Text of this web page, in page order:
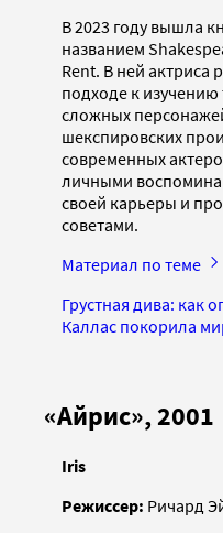
В 2023 году вышла
названием
Rent. В ней актриса
подходе к изучению
сложных
шекспировских
современных
личными
своей карьеры и
советами.
Материал по теме
Грустная дива: как
Каллас покорила
«Айрис», 2001
Iris
Режиссер: Ричард